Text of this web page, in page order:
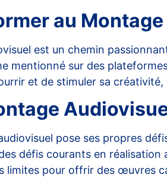
au
est un chemin
mentionné sur des
et de stimuler sa
pose ses propres
défis courants en
limites pour offrir des œuvres